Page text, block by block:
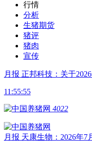
行情
分析
生猪期货
猪评
猪肉
宣传
月报 正邦科技：关于
11:55:55
4022
月报 天康生物：2026年7